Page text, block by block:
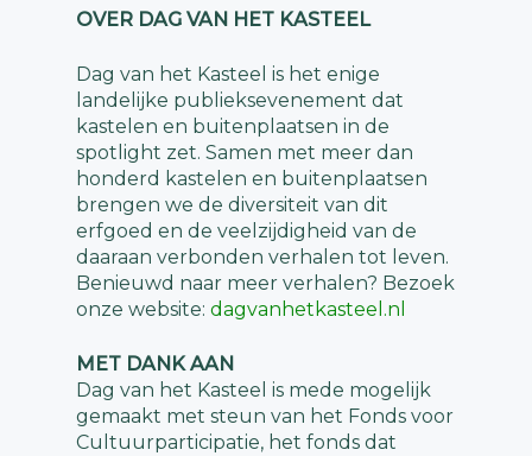
OVER DAG VAN HET KASTEEL
Dag van het Kasteel is het enige
landelijke publieksevenement dat
kastelen en buitenplaatsen in de
spotlight zet. Samen met meer dan
honderd kastelen en buitenplaatsen
brengen we de diversiteit van dit
erfgoed en de veelzijdigheid van de
daaraan verbonden verhalen tot leven.
Benieuwd naar meer verhalen? Bezoek
onze website:dagvanhetkasteel.nl
MET DANK AAN
Dag van het Kasteel is mede mogelijk
gemaakt met steun van het Fonds voor
Cultuurparticipatie, het fonds dat